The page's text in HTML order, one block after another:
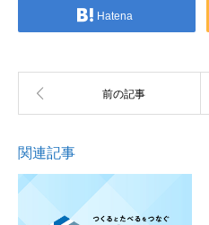
Hatena
関連記事